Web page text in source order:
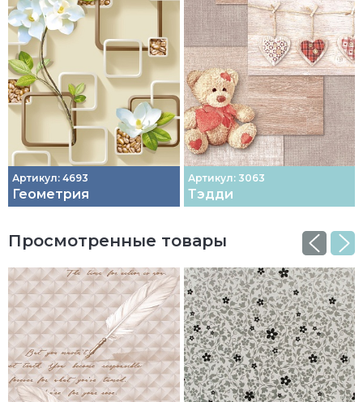
Артикул: 4693
Геометрия
Артикул: 3063
Тэдди
Просмотренные товары